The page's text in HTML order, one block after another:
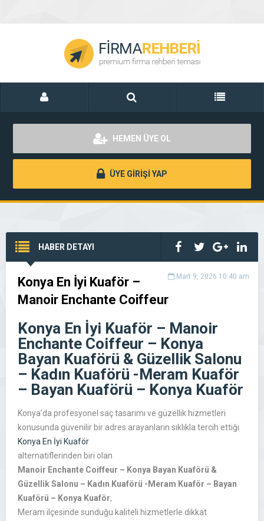
HEMEN ÜYE OL
ÜYE GİRİŞİ YAP
HABER DETAYI
Mart 9, 2026 10:40 am
Konya En İyi Kuaför –
Manoir Enchante Coiffeur
Konya En İyi Kuaför – Manoir
Enchante Coiffeur – Konya
Bayan Kuaförü & Güzellik Salonu
– Kadın Kuaförü -Meram Kuaför
– Bayan Kuaförü – Konya Kuaför
Konya’da profesyonel saç tasarımı ve güzellik hizmetleri
konusunda güvenilir bir adres arayanların sıklıkla tercih ettiği
Konya En İyi Kuaför
alternatiflerinden biri olan
Manoir Enchante Coiffeur – Konya Bayan Kuaförü &
Güzellik Salonu – Kadın Kuaförü -Meram Kuaför – Bayan
Kuaförü – Konya Kuaför,
Meram ilçesinde sunduğu kaliteli hizmetlerle dikkat